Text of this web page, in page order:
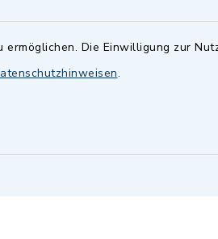
Die Einwilligung zur
.